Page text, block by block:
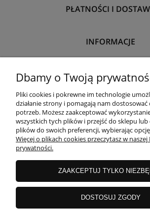
PŁATNOŚCI I
INFORMACJE
O NAS
Dbamy o Twoją
Pliki cookies i pokrewne im technologie
działanie strony i pomagają nam
potrzeb. Możesz zaakceptować
wszystkich tych plików i przejść do sklepu
plików do swoich preferencji, wybierając
Więcej o plikach cookies przeczytasz w naszej
prywatności.
ZAAKCEPTUJ TYLKO
DOSTOSUJ ZGODY